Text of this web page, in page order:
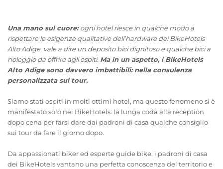
Una mano sul cuore:ogni hotel riesce in qualche modo a
rispettare le esigenze qualitative dell’hardware dei BikeHotels
Alto Adige, vale a dire un deposito bici dignitoso e qualche bici a
noleggio da offrire agli ospiti. Ma in un aspetto, i BikeHotels
Alto Adige sono davvero imbattibili: nella consulenza
personalizzata sui tour.
Siamo stati ospiti in molti ottimi hotel, ma questo fenomeno si è
manifestato solo nei BikeHotels: la lunga coda alla reception
dopo cena per farsi dare dai padroni di casa qualche consiglio
sui tour da fare il giorno dopo.
Da appassionati biker ed esperte guide bike, i padroni di casa
dei BikeHotels vantano una perfetta conoscenza del territorio e